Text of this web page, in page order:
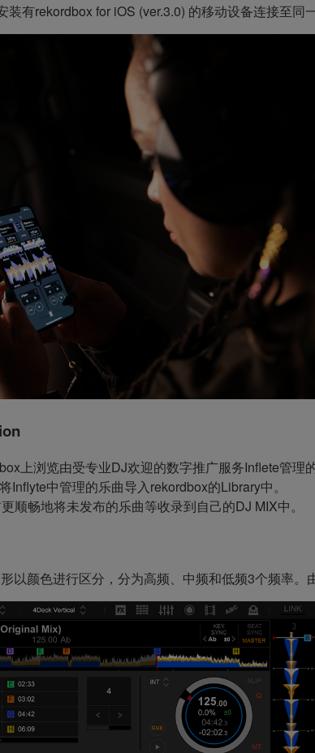
装有rekordbox for iOS (ver.3.0) 的移动设备连接至同
上浏览由受专业DJ欢迎的数字推广服务Inflete管
Inflyte中管理的乐曲导入rekordbox的Library中。
顺畅地将未发布的乐曲等收录到自己的DJ MIX中。
以颜色进行区分，分为高频、中频和低频3个频率